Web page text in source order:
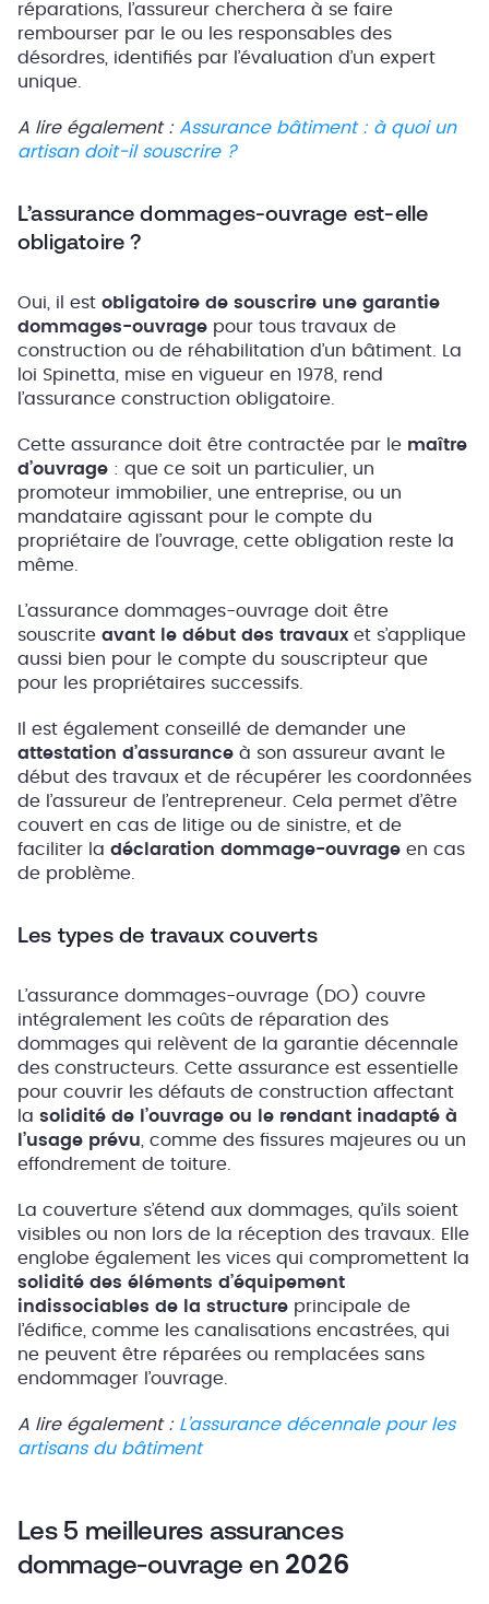
réparations, l’assureur cherchera à se faire
rembourser par le ou les responsables des
désordres, identifiés par l’évaluation d’un expert
unique.
A lire également : Assurance bâtiment : à quoi un
artisan doit-il souscrire ?
L’assurance dommages-ouvrage est-elle
obligatoire ?
Oui, il est obligatoire de souscrire une garantie
dommages-ouvrage pour tous travaux de
construction ou de réhabilitation d’un bâtiment. La
loi Spinetta, mise en vigueur en 1978, rend
l’assurance construction obligatoire.
Cette assurance doit être contractée par le maître
d’ouvrage : que ce soit un particulier, un
promoteur immobilier, une entreprise, ou un
mandataire agissant pour le compte du
propriétaire de l’ouvrage, cette obligation reste la
même.
L’assurance dommages-ouvrage doit être
souscrite avant le début des travaux et s’applique
aussi bien pour le compte du souscripteur que
pour les propriétaires successifs.
Il est également conseillé de demander une
attestation d’assurance à son assureur avant le
début des travaux et de récupérer les coordonnées
de l’assureur de l’entrepreneur. Cela permet d’être
couvert en cas de litige ou de sinistre, et de
faciliter la déclaration dommage-ouvrage en cas
de problème.
Les types de travaux couverts
L’assurance dommages-ouvrage (DO) couvre
intégralement les coûts de réparation des
dommages qui relèvent de la garantie décennale
des constructeurs. Cette assurance est essentielle
pour couvrir les défauts de construction affectant
la solidité de l’ouvrage ou le rendant inadapté à
l’usage prévu, comme des fissures majeures ou un
effondrement de toiture.
La couverture s’étend aux dommages, qu’ils soient
visibles ou non lors de la réception des travaux. Elle
englobe également les vices qui compromettent la
solidité des éléments d’équipement
indissociables de la structure principale de
l’édifice, comme les canalisations encastrées, qui
ne peuvent être réparées ou remplacées sans
endommager l’ouvrage.
A lire également : L’assurance décennale pour les
artisans du bâtiment
Les 5 meilleures assurances
dommage-ouvrage en 2026